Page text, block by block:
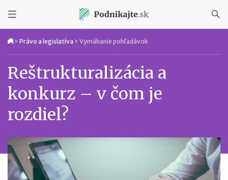
> Právo a legislatíva > Vymáhanie pohľadávok
Reštrukturalizácia a
konkurz – v čom je
rozdiel?